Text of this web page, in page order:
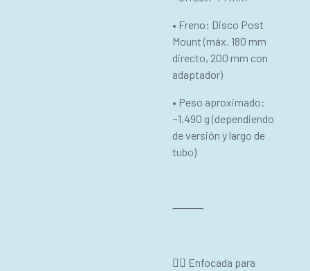
• Freno: Disco Post
Mount (máx. 180 mm
directo, 200 mm con
adaptador)
• Peso aproximado:
~1.490 g (dependiendo
de versión y largo de
tubo)
⸻
🚴‍♂ Enfocada para